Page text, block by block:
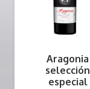
Aragonia
selección
especial